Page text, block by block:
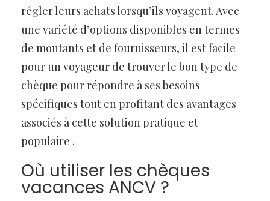
régler leurs achats lorsqu’ils voyagent. Avec
une variété d’options disponibles en termes
de montants et de fournisseurs, il est facile
pour un voyageur de trouver le bon type de
chèque pour répondre à ses besoins
spécifiques tout en profitant des avantages
associés à cette solution pratique et
populaire .
Où utiliser les chèques
vacances ANCV ?